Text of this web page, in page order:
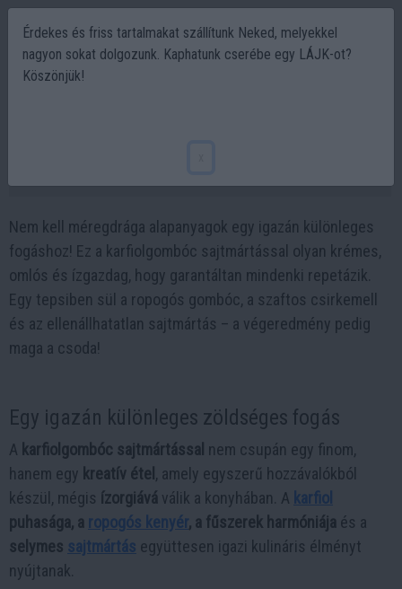
Nem kell méregdrága alapanyagok egy igazán különleges
fogáshoz! Ez a karfiolgombóc sajtmártással olyan krémes,
omlós és ízgazdag, hogy garantáltan mindenki repetázik.
Egy tepsiben sül a ropogós gombóc, a szaftos csirkemell
és az ellenállhatatlan sajtmártás – a végeredmény pedig
maga a csoda!
Egy igazán különleges zöldséges fogás
A karfiolgombóc sajtmártással nem csupán egy finom,
hanem egy kreatív étel , amely egyszerű hozzávalókból
készül, mégis ízorgiává válik a konyhában. A karfiol
puhasága, a ropogós kenyér, a fűszerek harmóniája és a
selymes sajtmártás együttesen igazi kulináris élményt
nyújtanak.
Érdekes és friss tartalmakat szállítunk Neked, melyekkel
nagyon sokat dolgozunk. Kaphatunk cserébe egy LÁJK-ot?
Köszönjük!